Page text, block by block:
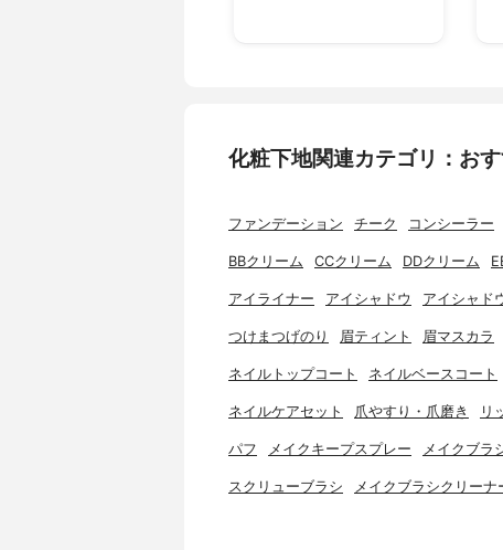
化粧下地関連カテゴリ：お
ファンデーション チーク コンシーラー
BBクリーム CCクリーム DDクリーム
アイライナー アイシャドウ アイシャド
つけまつげのり 眉ティント 眉マスカラ
ネイルトップコート ネイルベースコート
ネイルケアセット 爪やすり・爪磨き リ
パフ メイクキープスプレー メイクブラ
スクリューブラシ メイクブラシクリーナ